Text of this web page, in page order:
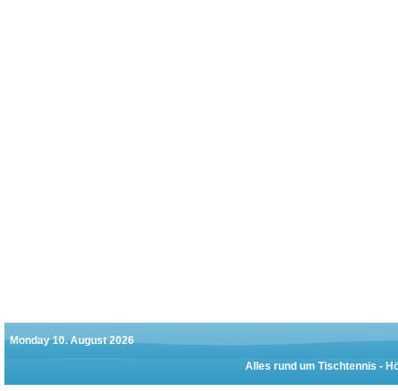
Monday 10. August 2026
Alles rund um Tischtennis -